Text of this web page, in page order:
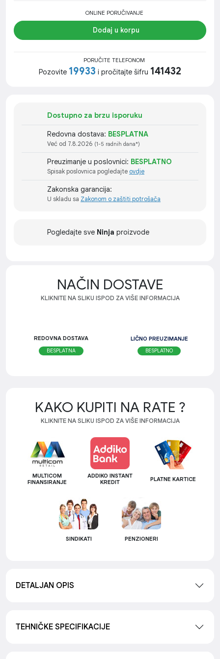
ONLINE PORUČIVANJE
Dodaj u korpu
PORUČITE TELEFONOM
Pozovite 19933 i pročitajte šifru 141432
Dostupno za brzu isporuku
Redovna dostava: BESPLATNA
Već od 7.8.2026 (1-5 radnih dana*)
Preuzimanje u poslovnici: BESPLATNO
Spisak poslovnica pogledajte ovdje
Zakonska garancija:
U skladu sa Zakonom o zaštiti potrošača
Pogledajte sve Ninja proizvode
NAČIN DOSTAVE
KLIKNITE NA SLIKU ISPOD ZA VIŠE INFORMACIJA
REDOVNA DOSTAVA
BESPLATNA
LIČNO PREUZIMANJE
BESPLATNO
KAKO KUPITI NA RATE ?
KLIKNITE NA SLIKU ISPOD ZA VIŠE INFORMACIJA
MULTICOM
FINANSIRANJE
ADDIKO INSTANT
KREDIT
PLATNE KARTICE
SINDIKATI PENZIONERI
DETALJAN OPIS
TEHNIČKE SPECIFIKACIJE